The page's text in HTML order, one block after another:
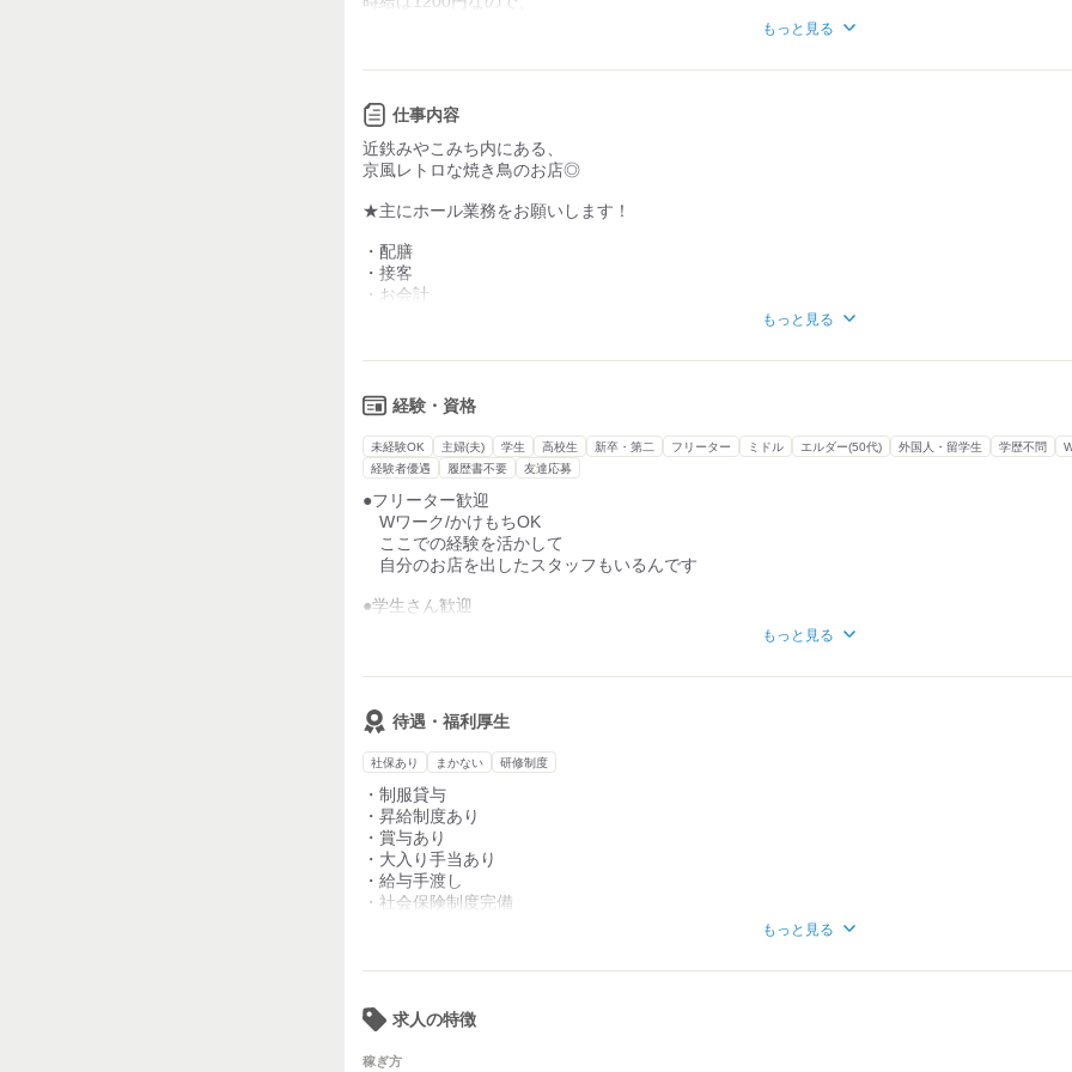
力仕事が少ない
【帰りが遅れる心配なし】
女性の方は要CHECK♪
みやこみちが23:00に閉まるので、
帰りが遅れちゃう！なんてことはありません！
安心して帰ることができますよ◎
1日の売上げ目標/月の売上げ目標と
目標を越えると、ぷちボーナスが支給されます♪
多い方で、15,000円も受け取ることが可能です◎
バイトにくることが、
楽しみになること間違いなしです！
■駅直結の好立地！
みやこみちは、
23時頃にシャッターが閉まります！
なので、閉店後はしっかり電車帰宅！
￣￣￣￣￣￣￣￣
バイト後のまかないが楽しみで、
ついつい連勤しちゃうSTAFFさんも♪
もっと見る
仕事内容
近鉄みやこみち内にある、
京風レトロな焼き鳥のお店◎
★主にホール業務をお願いします！
・配膳
・接客
・お会計
バイトデビューの方や
未経験の方も
しっかり学ぶことができます!!
＜ お客様について ＞
会社員の方や、
自営業の方など、仕事終わりに
ふらっと寄っていただいたり、
宴会で利用いただくことが多いです^^
とフランクに聞けるような
もっと見る
経験・資格
未経験OK 主婦(夫) 学生 高校生 新卒・第二 フリーター ミドル エルダー(50代) 外国人・留学生 学歴不問
経験者優遇
履歴書不要 友達応募
●フリーター歓迎
Wワーク/かけもちOK
ここでの経験を活かして
自分のお店を出したスタッフもいるんです
●学生さん歓迎
●初バイト・未経験OK
慣れるまではムリしなくても大丈夫ですよ。
●主婦(主夫)さん歓迎
ブランクがある方でも、
丁寧に指導するので安心してください！
もっと見る
待遇・福利厚生
社保あり まかない 研修制度
・制服貸与
・昇給制度あり
・賞与あり
・大入り手当あり
・給与手渡し
・社会保険制度完備
※短めでお願いします！
ベージュやピンクのオフィスネイルOK
・髪色自由
もっと見る
求人の特徴
稼ぎ方